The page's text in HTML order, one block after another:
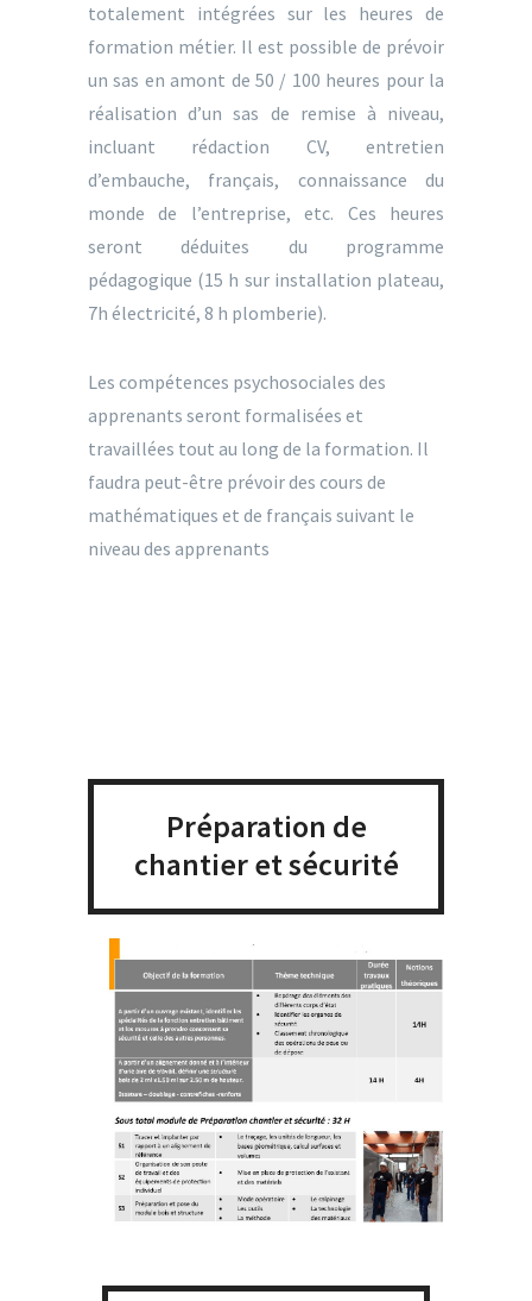
totalement intégrées sur les heures de
formation métier. Il est possible de prévoir
un sas en amont de 50 / 100 heures pour la
réalisation d’un sas de remise à niveau,
incluant rédaction CV, entretien
d’embauche, français, connaissance du
monde de l’entreprise, etc. Ces heures
seront déduites du programme
pédagogique (15 h sur installation plateau,
7h électricité, 8 h plomberie).
Les compétences psychosociales des
apprenants seront formalisées et
travaillées tout au long de la formation. Il
faudra peut-être prévoir des cours de
mathématiques et de français suivant le
niveau des apprenants
Préparation de
chantier et sécurité